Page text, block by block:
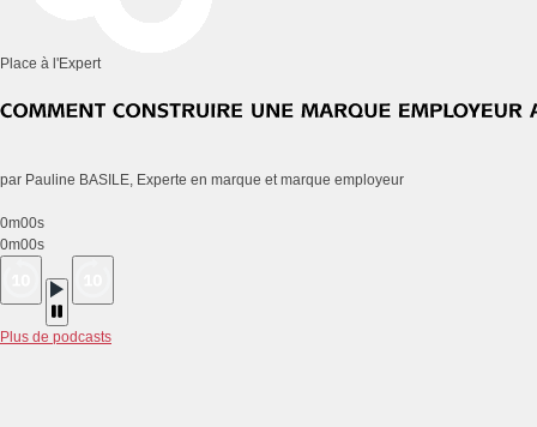
Place à l'Expert
par Pauline BASILE, Experte en marque et marque employeur
0m00s
0m00s
Plus de podcasts